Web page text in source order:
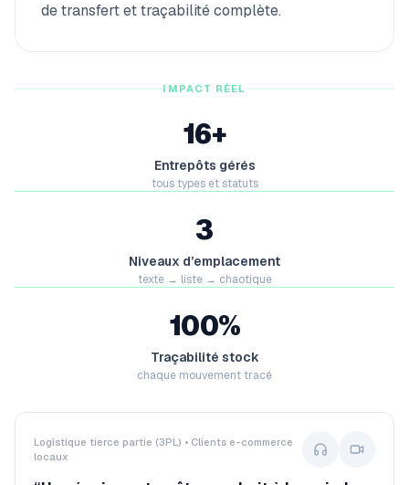
de transfert et traçabilité complète.
IMPACT RÉEL
16+
Entrepôts gérés
tous types et statuts
3
Niveaux d’emplacement
texte → liste → chaotique
100%
Traçabilité stock
chaque mouvement tracé
Logistique tierce partie (3PL) • Clients e-commerce
locaux